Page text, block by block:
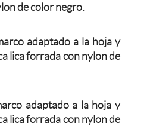
de color negro.
adaptado a la hoja y
lica forrada con nylon de
adaptado a la hoja y
lica forrada con nylon de